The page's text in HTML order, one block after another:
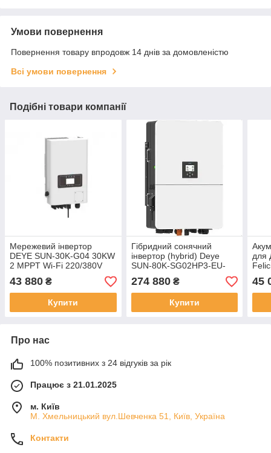
Умови повернення
Повернення товару впродовж 14 днів за домовленістю
Всі умови повернення
Подібні товари компанії
Мережевий інвертор
DEYE SUN-30K-G04 30KW
2 MPPT Wi-Fi 220/380V
Трифазний
43 880 ₴
Купити
Гібридний сонячний
інвертор (hybrid) Deye
SUN-80K-SG02HP3-EU-
EM6
274 880₴
Купити
для
45
Про нас
100% позитивних з 24 відгуків за рік
Працює з 21.01.2025
м. Київ
М. Хмельницький вул.Шевченка 51, Київ, Україна
Контакти